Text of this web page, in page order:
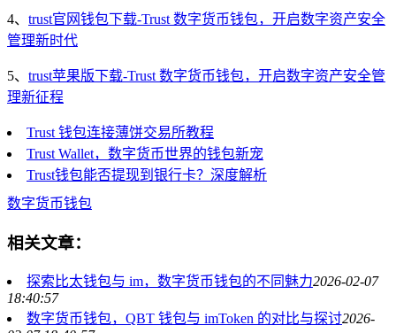
4、 trust官网钱包下载-Trust 数字货币钱包，开启数字资产安全
管理新时代
5、 trust苹果版下载-Trust 数字货币钱包，开启数字资产安全管
理新征程
Trust 钱包连接薄饼交易所教程
Trust Wallet，数字货币世界的钱包新宠
Trust钱包能否提现到银行卡？深度解析
数字货币钱包
相关文章：
探索比太钱包与 im，数字货币钱包的不同魅力2026-02-07
18:40:57
数字货币钱包，QBT 钱包与 imToken 的对比与探讨2026-